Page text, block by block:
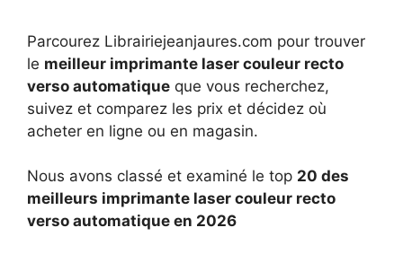
Parcourez Librairiejeanjaures.com pour trouver
le meilleur imprimante laser couleur recto
verso automatique que vous recherchez,
suivez et comparez les prix et décidez où
acheter en ligne ou en magasin.
Nous avons classé et examiné le top 20 des
meilleurs imprimante laser couleur recto
verso automatique en 2026